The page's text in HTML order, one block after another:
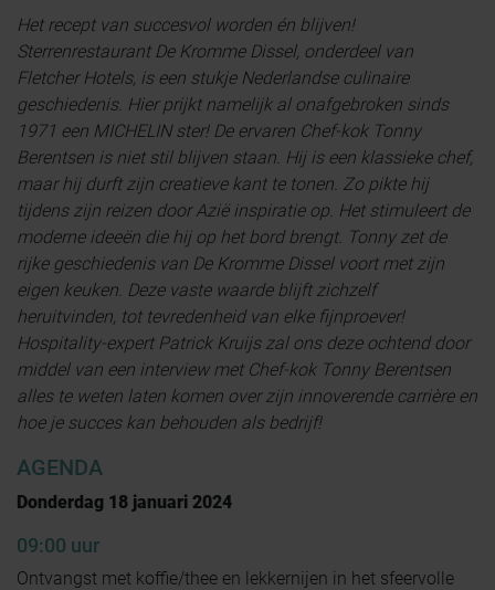
Het recept van succesvol worden én blijven!
Sterrenrestaurant De Kromme Dissel, onderdeel van
Fletcher Hotels, is een stukje Nederlandse culinaire
geschiedenis. Hier prijkt namelijk al onafgebroken sinds
1971 een MICHELIN ster! De ervaren Chef-kok Tonny
Berentsen is niet stil blijven staan. Hij is een klassieke chef,
maar hij durft zijn creatieve kant te tonen. Zo pikte hij
tijdens zijn reizen door Azië inspiratie op. Het stimuleert de
moderne ideeën die hij op het bord brengt. Tonny zet de
rijke geschiedenis van De Kromme Dissel voort met zijn
eigen keuken. Deze vaste waarde blijft zichzelf
heruitvinden, tot tevredenheid van elke fijnproever!
Hospitality-expert Patrick Kruijs zal ons deze ochtend door
middel van een interview met Chef-kok Tonny Berentsen
alles te weten laten komen over zijn innoverende carrière en
hoe je succes kan behouden als bedrijf!
AGENDA
Donderdag 18 januari 2024
09:00 uur
Ontvangst met koffie/thee en lekkernijen in het sfeervolle